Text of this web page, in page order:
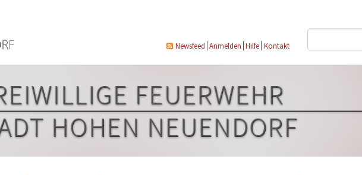
Newsfeed Anmelden Hilfe Kontakt